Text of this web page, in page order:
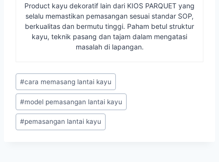
Product kayu dekoratif lain dari KIOS PARQUET yang
selalu memastikan pemasangan sesuai standar SOP,
berkualitas dan bermutu tinggi. Paham betul struktur
kayu, teknik pasang dan tajam dalam mengatasi
masalah di lapangan.
Post
Tags:
#cara memasang lantai kayu
#model pemasangan lantai kayu
#pemasangan lantai kayu